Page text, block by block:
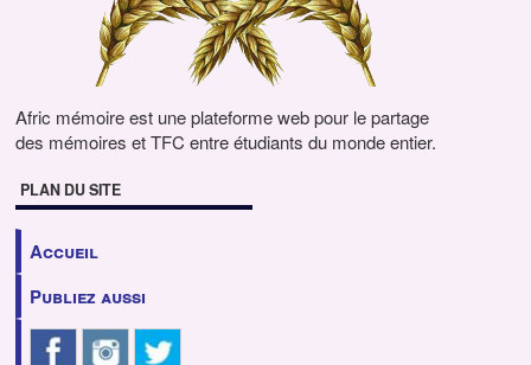
Afric mémoire est une plateforme web pour le partage
des mémoires et TFC entre étudiants du monde entier.
PLAN DU SITE
Accueil
Publiez aussi